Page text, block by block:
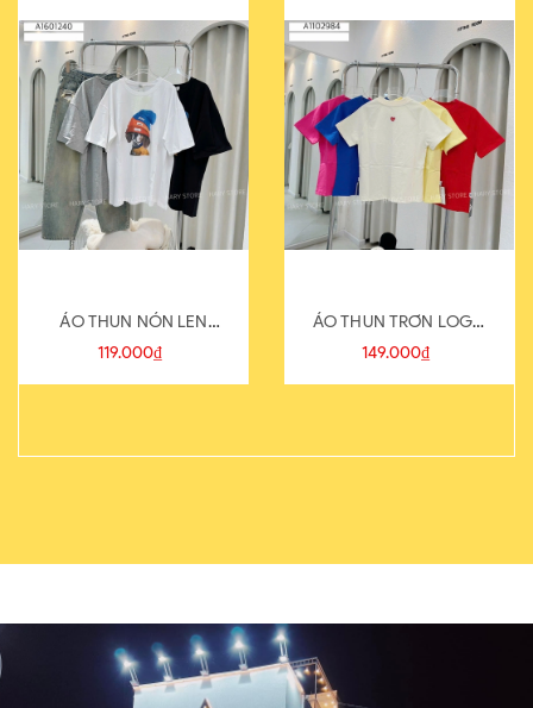
ÁO THUN NÓN LEN
821-1
119.000₫
ÁO THUN TRƠN LOGO
SAU
149.000₫